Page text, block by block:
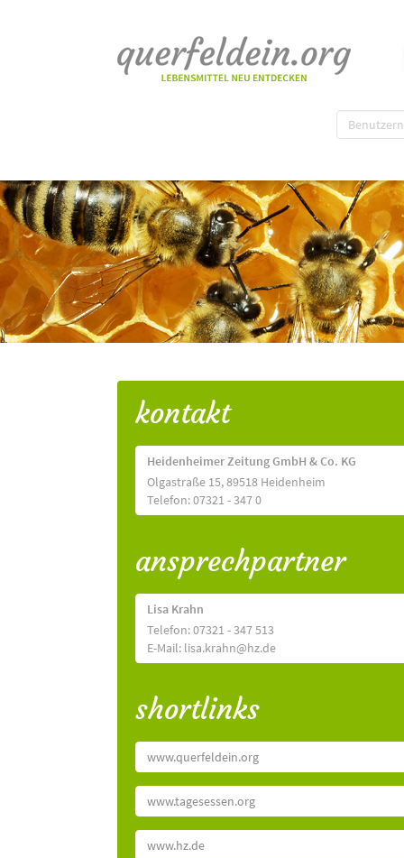
kontakt
Heidenheimer Zeitung GmbH & Co. KG
Olgastraße 15, 89518 Heidenheim
Telefon: 07321 - 347 0
ansprechpartner
Lisa Krahn
Telefon: 07321 - 347 513
E-Mail: lisa.krahn@hz.de
shortlinks
www.querfeldein.org
www.tagesessen.org
www.hz.de